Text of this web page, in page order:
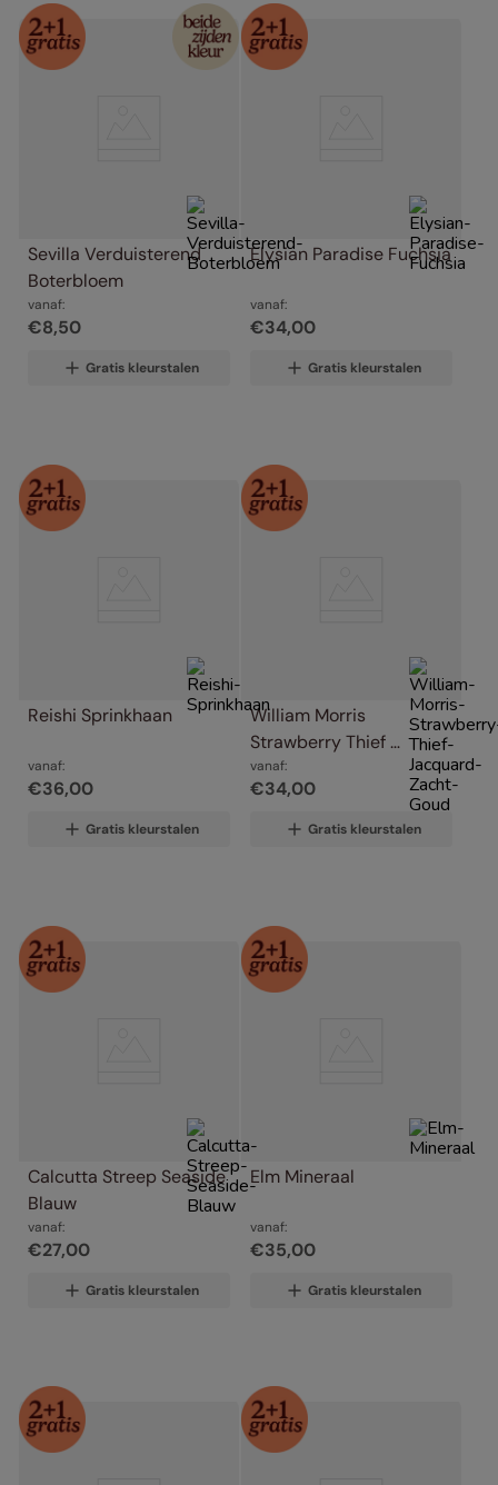
Sevilla Verduisterend
Boterbloem
vanaf:
€8,50
Gratis kleurstalen
Elysian Paradise Fuchsia
vanaf:
€34,00
Gratis kleurstalen
Reishi Sprinkhaan
vanaf:
€36,00
Gratis kleurstalen
William Morris
Strawberry Thief
Jacquard Zacht Goud
vanaf:
€34,00
Gratis kleurstalen
Calcutta Streep Seaside
Blauw
vanaf:
€27,00
Gratis kleurstalen
Elm Mineraal
vanaf:
€35,00
Gratis kleurstalen